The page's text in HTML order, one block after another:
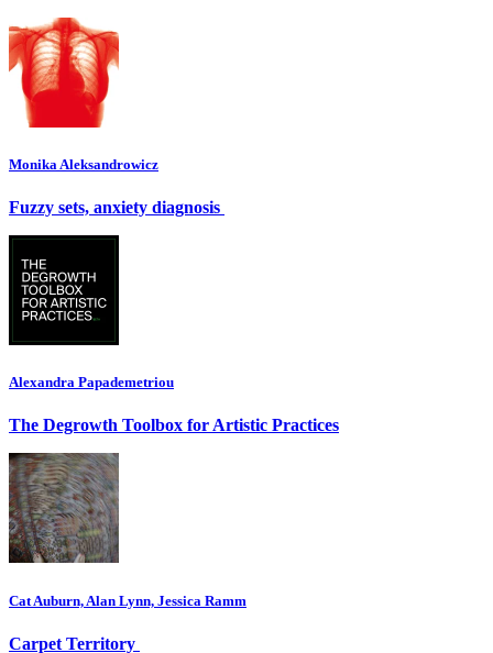
Monika Aleksandrowicz
Fuzzy sets, anxiety diagnosis
Alexandra Papademetriou
The Degrowth Toolbox for Artistic Practices
Cat Auburn, Alan Lynn, Jessica Ramm
Carpet Territory